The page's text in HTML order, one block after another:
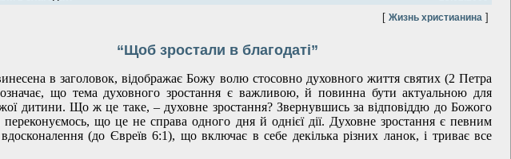
[ Жизнь христианина ]
“Щоб зростали в благодаті”
в заголовок, відображає Божу волю стосовно духовного життя святих (2 Петра
що тема духовного зростання є важливою, й повинна бути актуальною для
дитини. Що ж це таке, – духовне зростання? Звернувшись за відповіддю до Божого
що це не справа одного дня й однієї дії. Духовне зростання є певним
(до Євреїв 6:1), що включає в себе декілька різних ланок, і триває все